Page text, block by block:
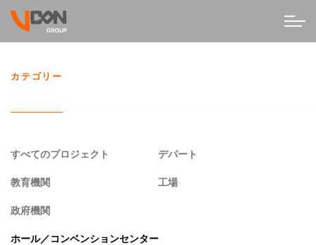
カテゴリー
すべてのプロジェクト デパート
教育機関 工場
政府機関
ホール／コンベンションセンター